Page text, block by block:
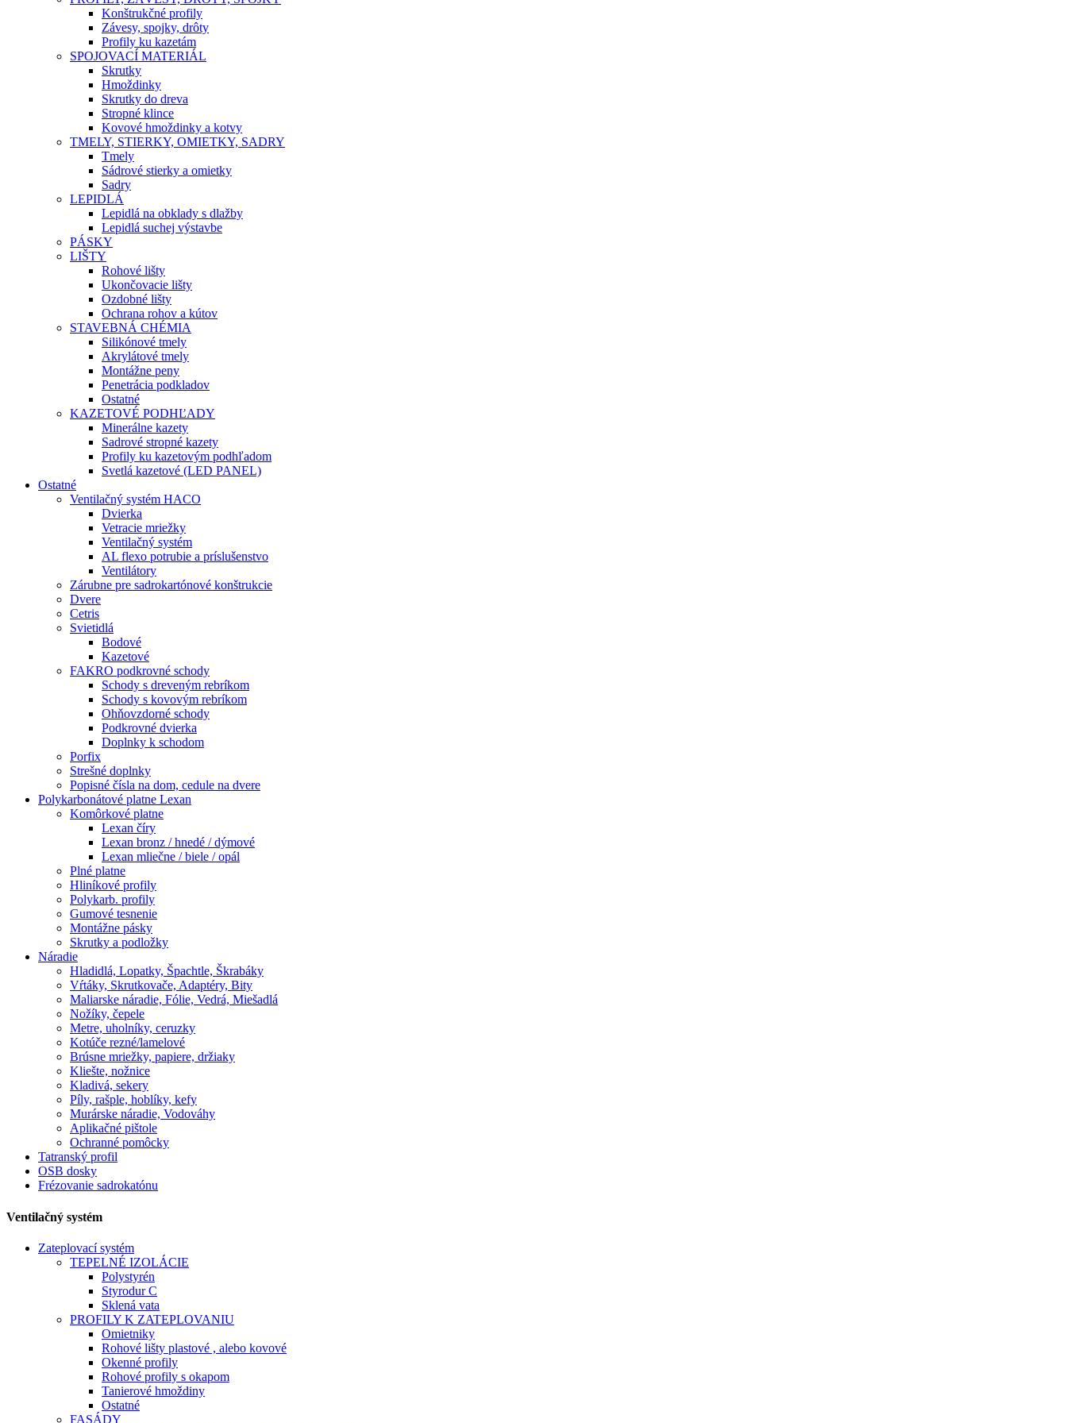
Konštrukčné profily
Závesy, spojky, drôty
Profily ku kazetám
SPOJOVACÍ MATERIÁL
Skrutky
Hmoždinky
Skrutky do dreva
Stropné klince
Kovové hmoždinky a kotvy
TMELY, STIERKY, OMIETKY, SADRY
Tmely
Sádrové stierky a omietky
Sadry
LEPIDLÁ
Lepidlá na obklady s dlažby
Lepidlá suchej výstavbe
PÁSKY
LIŠTY
Rohové lišty
Ukončovacie lišty
Ozdobné lišty
Ochrana rohov a kútov
STAVEBNÁ CHÉMIA
Silikónové tmely
Akrylátové tmely
Montážne peny
Penetrácia podkladov
Ostatné
KAZETOVÉ PODHĽADY
Minerálne kazety
Sadrové stropné kazety
Profily ku kazetovým podhľadom
Svetlá kazetové (LED PANEL)
Ostatné
Ventilačný systém HACO
Dvierka
Vetracie mriežky
Ventilačný systém
AL flexo potrubie a príslušenstvo
Ventilátory
Zárubne pre sadrokartónové konštrukcie
Dvere
Cetris
Svietidlá
Bodové
Kazetové
FAKRO podkrovné schody
Schody s dreveným rebríkom
Schody s kovovým rebríkom
Ohňovzdorné schody
Podkrovné dvierka
Doplnky k schodom
Porfix
Strešné doplnky
Popisné čísla na dom, cedule na dvere
Polykarbonátové platne Lexan
Komôrkové platne
Lexan číry
Lexan bronz / hnedé / dýmové
Lexan mliečne / biele / opál
Plné platne
Hliníkové profily
Polykarb. profily
Gumové tesnenie
Montážne pásky
Skrutky a podložky
Náradie
Hladidlá, Lopatky, Špachtle, Škrabáky
Vŕtáky, Skrutkovače, Adaptéry, Bity
Maliarske náradie, Fólie, Vedrá, Miešadlá
Nožíky, čepele
Metre, uholníky, ceruzky
Kotúče rezné/lamelové
Brúsne mriežky, papiere, držiaky
Kliešte, nožnice
Kladivá, sekery
Píly, rašple, hoblíky, kefy
Murárske náradie, Vodováhy
Aplikačné pištole
Ochranné pomôcky
Tatranský profil
OSB dosky
Frézovanie sadrokatónu
Ventilačný systém
Zateplovací systém
TEPELNÉ IZOLÁCIE
Polystyrén
Styrodur C
Sklená vata
PROFILY K ZATEPLOVANIU
Omietniky
Rohové lišty plastové , alebo kovové
Okenné profily
Rohové profily s okapom
Tanierové hmoždiny
Ostatné
FASÁDY